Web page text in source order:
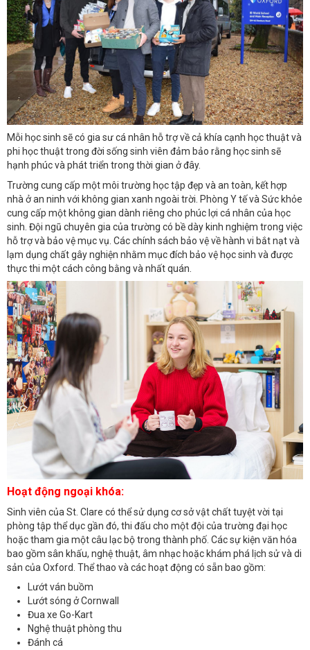
Mỗi học sinh sẽ có gia sư cá nhân hỗ trợ về cả khía cạnh học thuật và
phi học thuật trong đời sống sinh viên đảm bảo rằng học sinh sẽ
hạnh phúc và phát triển trong thời gian ở đây.
Trường cung cấp một môi trường học tập đẹp và an toàn, kết hợp
nhà ở an ninh với không gian xanh ngoài trời. Phòng Y tế và Sức khỏe
cung cấp một không gian dành riêng cho phúc lợi cá nhân của học
sinh. Đội ngũ chuyên gia của trường có bề dày kinh nghiệm trong việc
hỗ trợ và bảo vệ mục vụ. Các chính sách bảo vệ về hành vi bắt nạt và
lạm dụng chất gây nghiện nhằm mục đích bảo vệ học sinh và được
thực thi một cách công bằng và nhất quán.
Hoạt động ngoại khóa:
Sinh viên của St. Clare có thể sử dụng cơ sở vật chất tuyệt vời tại
phòng tập thể dục gần đó, thi đấu cho một đội của trường đại học
hoặc tham gia một câu lạc bộ trong thành phố. Các sự kiện văn hóa
bao gồm sân khấu, nghệ thuật, âm nhạc hoặc khám phá lịch sử và di
sản của Oxford. Thể thao và các hoạt động có sẵn bao gồm:
Lướt ván buồm
Lướt sóng ở Cornwall
Đua xe Go-Kart
Nghệ thuật phòng thu
Đánh cá